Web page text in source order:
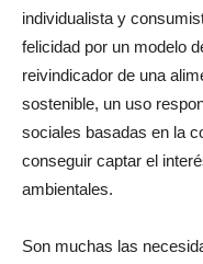
individualista y
felicidad por un modelo
reivindicador de una
sostenible, un uso
sociales basadas en la
conseguir captar el
ambientales.
Son muchas las